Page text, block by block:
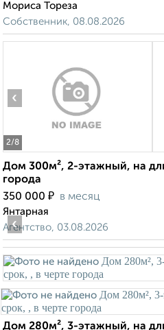
Мориса Тореза
Собственник, 08.08.2026
2/8
‹
Дом 300м², 2-этажный, на
города
350 000 ₽ в месяц
Янтарная
Агентство, 03.08.2026
‹
Дом 280м², 3-этажный, на